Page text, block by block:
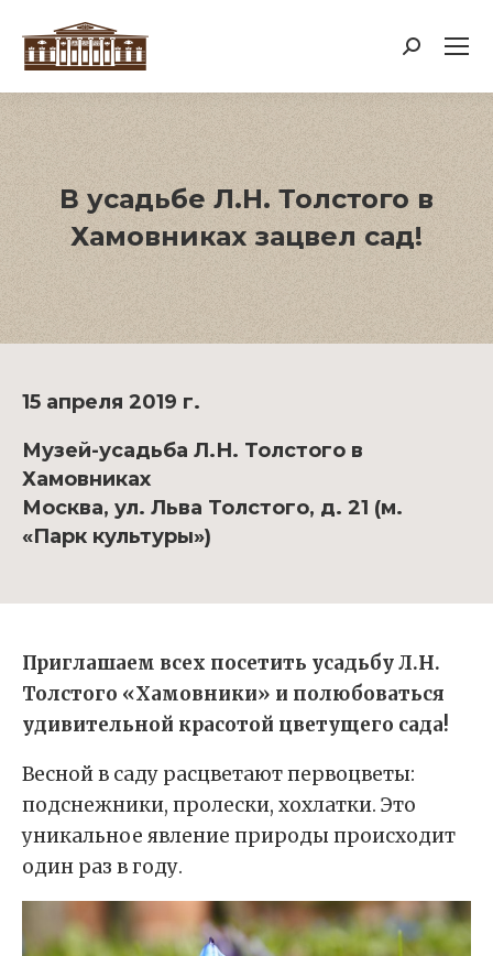
Поиск:
В усадьбе Л.Н. Толстого в
Хамовниках зацвел сад!
15 апреля 2019 г.
Музей-усадьба Л.Н. Толстого в
Хамовниках
Москва, ул. Льва Толстого, д. 21 (м.
«Парк культуры»)
Приглашаем всех посетить усадьбу Л.Н.
Толстого «Хамовники» и полюбоваться
удивительной красотой цветущего сада!
Весной в саду расцветают первоцветы:
подснежники, пролески, хохлатки. Это
уникальное явление природы происходит
один раз в году.